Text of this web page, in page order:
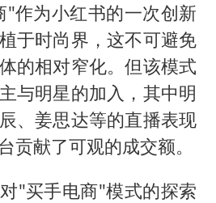
"作为小红书的一次创新
于时尚界，这不可避免
的相对窄化。但该模式
与明星的加入，其中明
、姜思达等的直播表现
贡献了可观的成交额。
"买手电商"模式的探索